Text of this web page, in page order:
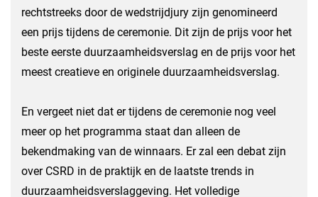
rechtstreeks door de wedstrijdjury zijn genomineerd
een prijs tijdens de ceremonie. Dit zijn de prijs voor het
beste eerste duurzaamheidsverslag en de prijs voor het
meest creatieve en originele duurzaamheidsverslag.
En vergeet niet dat er tijdens de ceremonie nog veel
meer op het programma staat dan alleen de
bekendmaking van de winnaars. Er zal een debat zijn
over CSRD in de praktijk en de laatste trends in
duurzaamheidsverslaggeving. Het volledige